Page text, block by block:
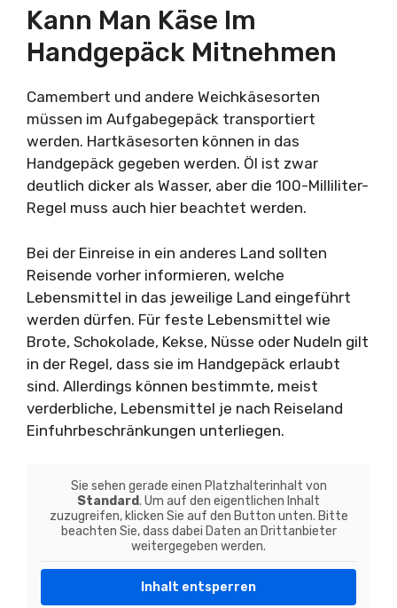
Kann Man Käse Im
Handgepäck Mitnehmen
Camembert und andere Weichkäsesorten
müssen im Aufgabegepäck transportiert
werden. Hartkäsesorten können in das
Handgepäck gegeben werden. Öl ist zwar
deutlich dicker als Wasser, aber die 100-Milliliter-
Regel muss auch hier beachtet werden.
Bei der Einreise in ein anderes Land sollten
Reisende vorher informieren, welche
Lebensmittel in das jeweilige Land eingeführt
werden dürfen. Für feste Lebensmittel wie
Brote, Schokolade, Kekse, Nüsse oder Nudeln gilt
in der Regel, dass sie im Handgepäck erlaubt
sind. Allerdings können bestimmte, meist
verderbliche, Lebensmittel je nach Reiseland
Einfuhrbeschränkungen unterliegen.
Sie sehen gerade einen Platzhalterinhalt von
Standard. Um auf den eigentlichen Inhalt
zuzugreifen, klicken Sie auf den Button unten. Bitte
beachten Sie, dass dabei Daten an Drittanbieter
weitergegeben werden.
Inhalt entsperren